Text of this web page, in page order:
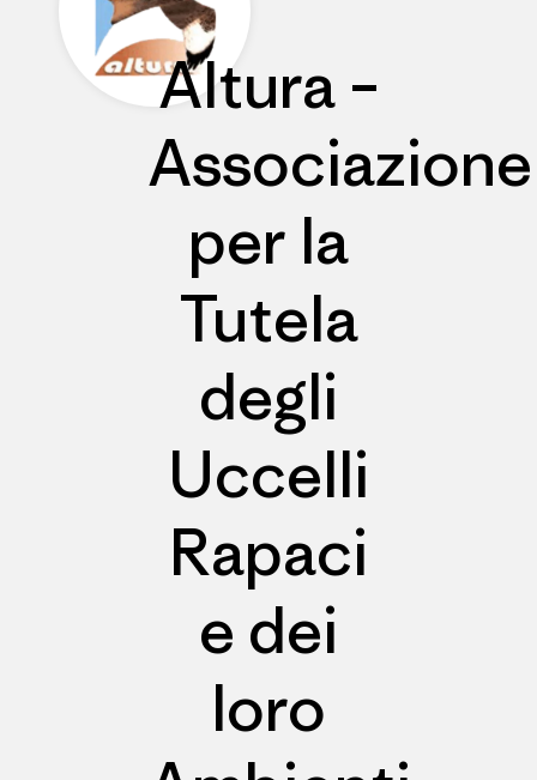
Altura –
Associazione
per la
Tutela
degli
Uccelli
Rapaci
e dei
loro